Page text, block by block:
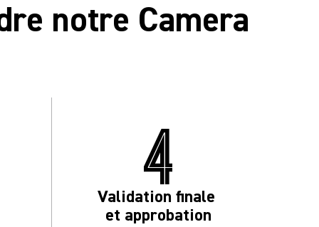
notre Camera
4
Validation finale
et approbation